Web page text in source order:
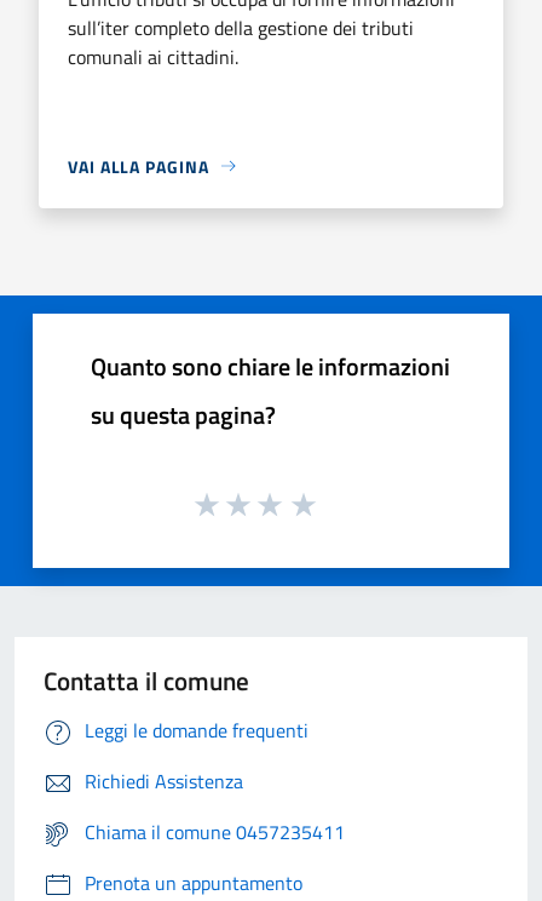
sull’iter completo della gestione dei tributi
comunali ai cittadini.
VAI ALLA PAGINA
Quanto sono chiare le informazioni
su questa pagina?
Contatta il comune
Leggi le domande frequenti
Richiedi Assistenza
Chiama il comune 0457235411
Prenota un appuntamento